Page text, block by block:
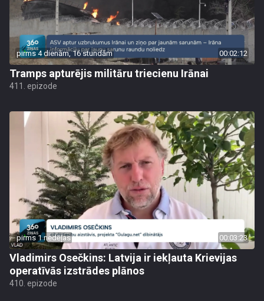
pirms 4 dienām, 16 stundām 00:02:12
Tramps apturējis militāru triecienu Irānai
411. epizode
pirms 1 nedēļas 00:03:23
Vladimirs Osečkins: Latvija ir iekļauta Krievijas
operatīvās izstrādes plānos
410. epizode